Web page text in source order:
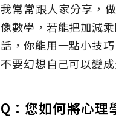
我常常跟人家分享，
像數學，若能把加減
話，你能用一點小技
不要幻想自己可以變
Q：您如何將心理